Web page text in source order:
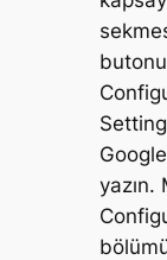
yazın.